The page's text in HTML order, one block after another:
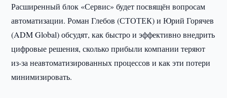
Расширенный блок «Сервис» будет посвящён вопросам
автоматизации. Роман Глебов (СТОТЕК) и Юрий Горячев
(ADM Global) обсудят, как быстро и эффективно внедрить
цифровые решения, сколько прибыли компании теряют
из-за неавтоматизированных процессов и как эти потери
минимизировать.